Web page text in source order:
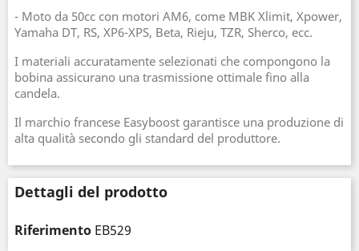
- Moto da 50cc con motori AM6, come MBK Xlimit, Xpower,
Yamaha DT, RS, XP6-XPS, Beta, Rieju, TZR, Sherco, ecc.
I materiali accuratamente selezionati che compongono la
bobina assicurano una trasmissione ottimale fino alla
candela.
Il marchio francese Easyboost garantisce una produzione di
alta qualità secondo gli standard del produttore.
Dettagli del prodotto
Riferimento EB529